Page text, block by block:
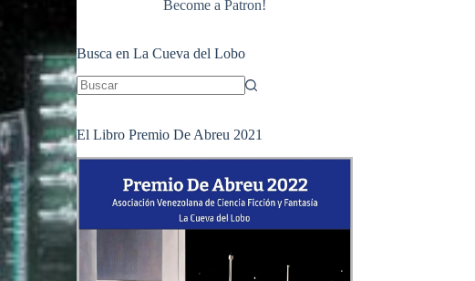
Become a Patron!
Busca en La Cueva del Lobo
Sin
resultados
El Libro Premio De Abreu 2021